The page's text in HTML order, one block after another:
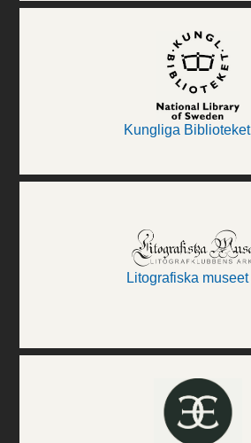
Kungliga Biblioteket
Litografiska museet